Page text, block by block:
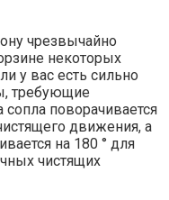
чрезвычайно
некоторых
у вас есть сильно
требующие
поворачивается
движения, а
на 180 ° для
чистящих